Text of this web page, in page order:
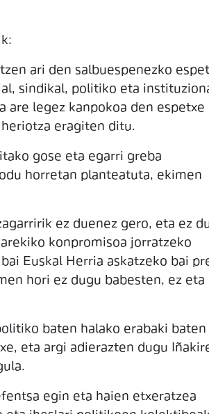
ari den salbuespenezko
sindikal, politiko eta
are legez kanpokoa den espetxe
eragiten ditu.
gose eta egarri greba
horretan planteatuta, ekimen
ez duenez gero, eta ez
konpromisoa jorratzeko
Euskal Herria askatzeko bai
hori ez dugu babesten, ez eta
baten halako erabaki baten
eta argi adierazten dugu
egin eta haien etxeratzea